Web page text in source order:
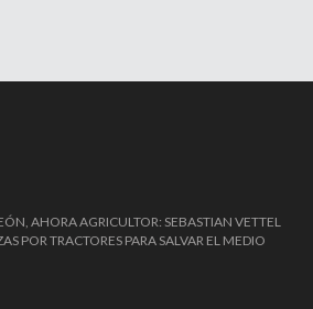
JÓVENES PARA SUSTITUIRLOS CON IA, PERO
CARÍSIMO